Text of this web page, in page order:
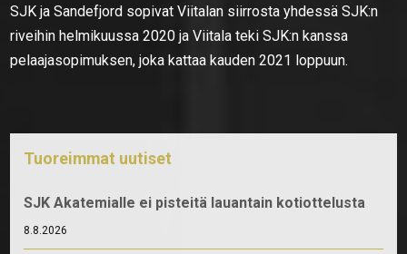
SJK ja Sandefjord sopivat Viitalan siirrosta yhdessä SJK:n
riveihin helmikuussa 2020 ja Viitala teki SJK:n kanssa
pelaajasopimuksen, joka kattaa kauden 2021 loppuun.
Tuoreimmat uutiset
SJK Akatemialle ei pisteitä lauantain kotiottelusta
8.8.2026